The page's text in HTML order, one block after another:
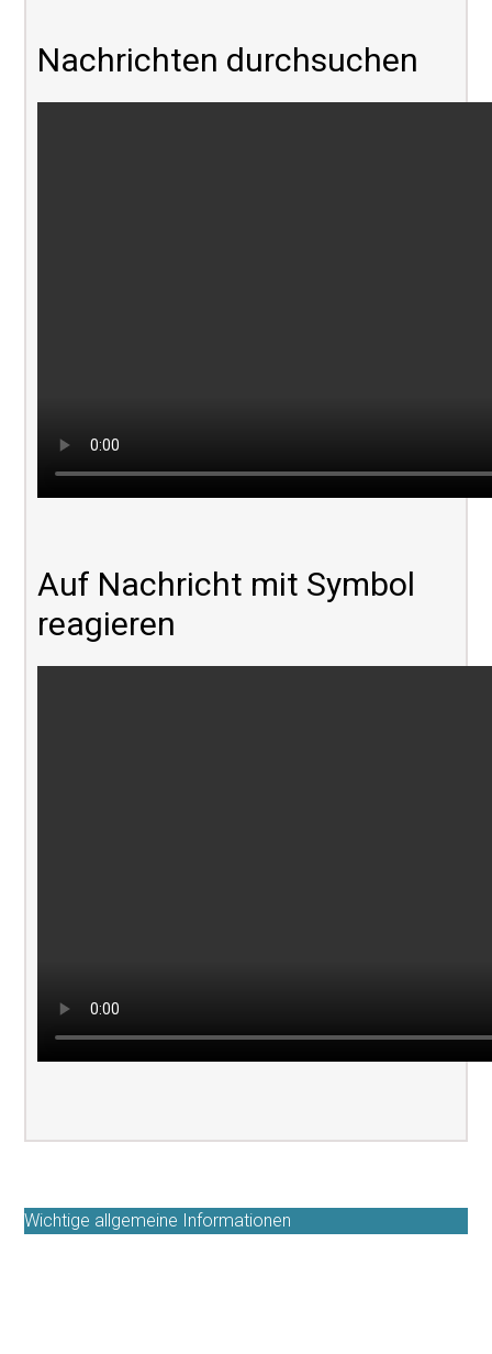
Nachrichten durchsuchen
Auf Nachricht mit Symbol
reagieren
Wichtige allgemeine Informationen